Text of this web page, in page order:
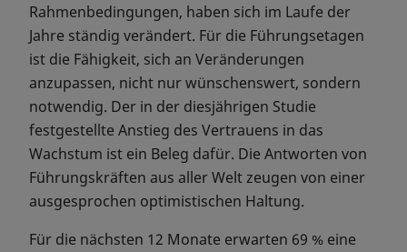
Rahmenbedingungen, haben sich im Laufe der
Jahre ständig verändert. Für die Führungsetagen
ist die Fähigkeit, sich an Veränderungen
anzupassen, nicht nur wünschenswert, sondern
notwendig. Der in der diesjährigen Studie
festgestellte Anstieg des Vertrauens in das
Wachstum ist ein Beleg dafür. Die Antworten von
Führungskräften aus aller Welt zeugen von einer
ausgesprochen optimistischen Haltung.
Für die nächsten 12 Monate erwarten 69 % eine